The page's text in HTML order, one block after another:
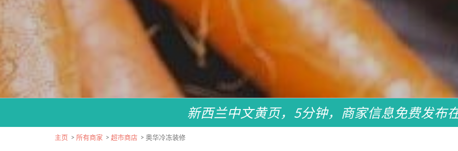
新西兰中文黄页，5分钟，商家信息免费发布
主页 > 所有商家 > 超市商店 > 奥华冷冻装修